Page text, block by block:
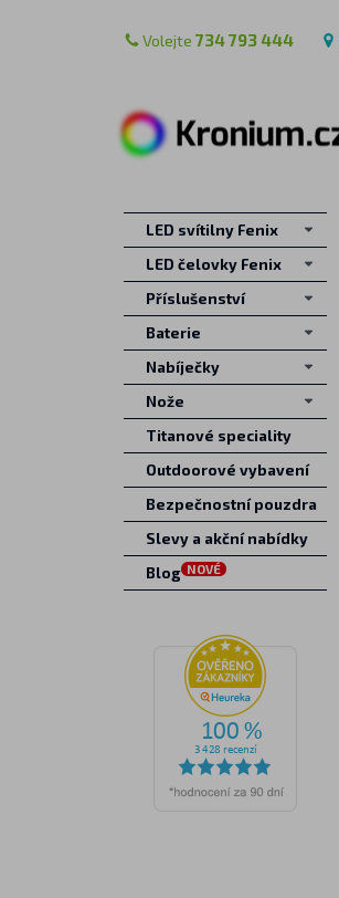
Volejte 734 793 444
LED svítilny Fenix
LED čelovky Fenix
Příslušenství
Baterie
Nabíječky
Nože
Titanové speciality
Outdoorové vybavení
Bezpečnostní pouzdra
Slevy a akční nabídky
Blog NOVÉ